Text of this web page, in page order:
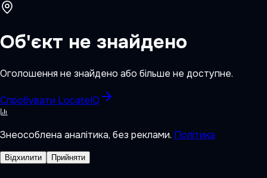
Об'єкт не знайдено
Оголошення не знайдено або більше не доступне.
Спробувати LocateIQ
Знеособлена аналітика, без реклами. Політика
Відхилити Прийняти